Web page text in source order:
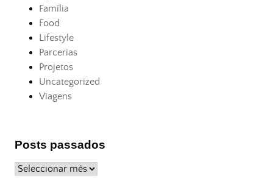
Família
Food
Lifestyle
Parcerias
Projetos
Uncategorized
Viagens
Posts passados
Posts